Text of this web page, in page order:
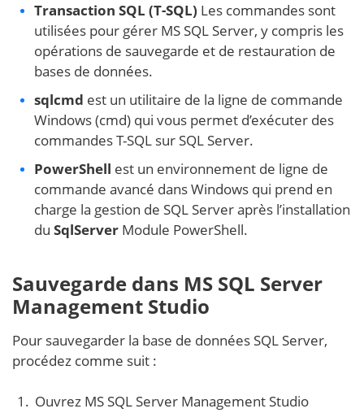
Transaction SQL (T-SQL) Les commandes sont
utilisées pour gérer MS SQL Server, y compris les
opérations de sauvegarde et de restauration de
bases de données.
sqlcmd est un utilitaire de la ligne de commande
Windows (cmd) qui vous permet d’exécuter des
commandes T-SQL sur SQL Server.
PowerShell est un environnement de ligne de
commande avancé dans Windows qui prend en
charge la gestion de SQL Server après l’installation
du SqlServer Module PowerShell.
Sauvegarde dans MS SQL Server
Management Studio
Pour sauvegarder la base de données SQL Server,
procédez comme suit :
Ouvrez MS SQL Server Management Studio